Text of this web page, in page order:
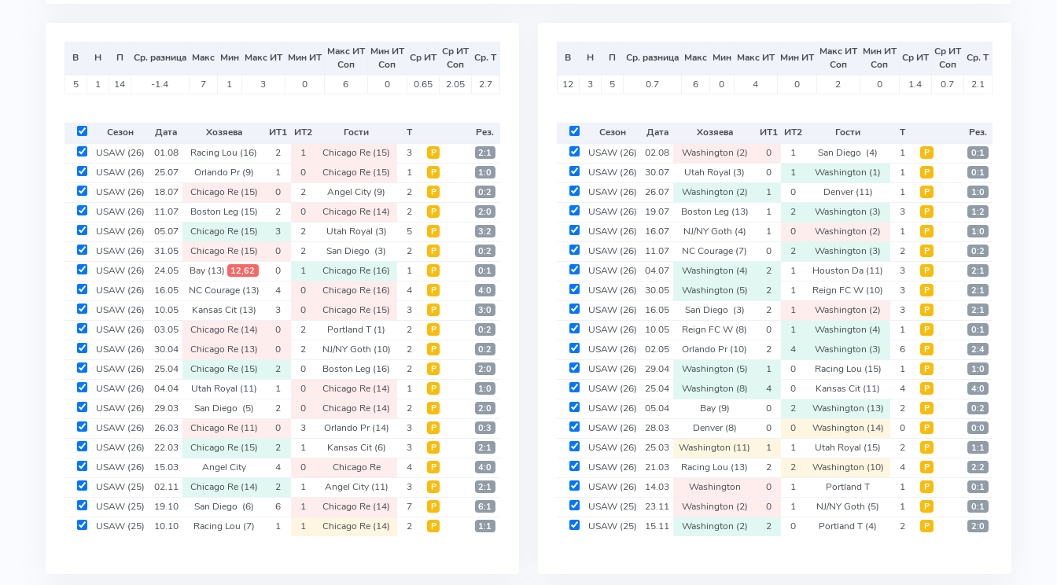
В Н П Ср. разница Макс Мин Макс ИТ Мин ИТ Макс ИТ
Соп
Мин ИТ
Соп
Ср ИТ Ср ИТ
Соп
Ср. Т
5 1 14 -1.4 7 1 3 0 6 0 0.65 2.05 2.7
Сезон Дата Хозяева ИТ1 ИТ2 Гости Т
Рез.
USAW (26) 01.08 Racing Lou (16) 2 1 Chicago Re (15) 3 Р 2:1
USAW (26) 25.07 Orlando Pr(9) 1 0 Chicago Re (15) 1 Р 1:0
USAW (26) 18.07 Chicago Re (15) 0 2 Angel City (9) 2 Р 0:2
USAW (26) 11.07 Boston Leg (15) 2 0 Chicago Re (14) 2 Р 2:0
USAW (26) 05.07 Chicago Re (15) 3 2 Utah Royal (3) 5 Р 3:2
USAW (26) 31.05 Chicago Re (15) 0 2 San Diego (3) 2 Р 0:2
USAW (26) 24.05 Bay (13) 12,62 0 1 Chicago Re (16) 1 Р 0:1
USAW (26) 16.05 NC Courage (13) 4 0 Chicago Re (16) 4 Р 4:0
USAW (26) 10.05 Kansas Cit (13) 3 0 Chicago Re (15) 3 Р 3:0
USAW (26) 03.05 Chicago Re (14) 0 2 Portland T (1) 2 Р 0:2
USAW (26) 30.04 Chicago Re (13) 0 2 NJ/NY Goth (10) 2 Р 0:2
USAW (26) 25.04 Chicago Re (15) 2 0 Boston Leg (16) 2 Р 2:0
USAW (26) 04.04 Utah Royal (11) 1 0 Chicago Re (14) 1 Р 1:0
USAW (26) 29.03 San Diego (5) 2 0 Chicago Re (14) 2 Р 2:0
USAW (26) 26.03 Chicago Re (11) 0 3 Orlando Pr(14) 3 Р 0:3
USAW (26) 22.03 Chicago Re (15) 2 1 Kansas Cit (6) 3 Р 2:1
USAW (26) 15.03 Angel City 4 0 Chicago Re 4 Р 4:0
USAW (25) 02.11 Chicago Re (14) 2 1 Angel City (11) 3 Р 2:1
USAW (25) 19.10 San Diego (6) 6 1 Chicago Re (14) 7 Р 6:1
USAW (25) 10.10 Racing Lou (7) 1 1 Chicago Re (14) 2 Р 1:1
В Н П Ср. разница Макс Мин Макс ИТ Мин ИТ Макс ИТ
Соп
Мин ИТ
Соп
Ср ИТ Ср ИТ
Соп
Ср. Т
12 3 5 0.7 6 0 4 0 2 0 1.4 0.7 2.1
Сезон Дата Хозяева ИТ1 ИТ2 Гости Т
Рез.
USAW (26) 02.08 Washington (2) 0 1 San Diego (4) 1 Р 0:1
USAW (26) 30.07 Utah Royal (3) 0 1 Washington (1) 1 Р 0:1
USAW (26) 26.07 Washington (2) 1 0 Denver(11) 1 Р 1:0
USAW (26) 19.07 Boston Leg (13) 1 2 Washington (3) 3 Р 1:2
USAW (26) 16.07 NJ/NY Goth (4) 1 0 Washington (2) 1 Р 1:0
USAW (26) 11.07 NC Courage (7) 0 2 Washington (3) 2 Р 0:2
USAW (26) 04.07 Washington (4) 2 1 Houston Da (11) 3 Р 2:1
USAW (26) 30.05 Washington (5) 2 1 Reign FC W (10) 3 Р 2:1
USAW (26) 16.05 San Diego (3) 2 1 Washington (2) 3 Р 2:1
USAW (26) 10.05 Reign FC W (8) 0 1 Washington (4) 1 Р 0:1
USAW (26) 02.05 Orlando Pr(10) 2 4 Washington (3) 6 Р 2:4
USAW (26) 29.04 Washington (5) 1 0 Racing Lou (15) 1 Р 1:0
USAW (26) 25.04 Washington (8) 4 0 Kansas Cit (11) 4 Р 4:0
USAW (26) 05.04 Bay (9) 0 2 Washington (13) 2 Р 0:2
USAW (26) 28.03 Denver(8) 0 0 Washington (14) 0 Р 0:0
USAW (26) 25.03 Washington (11) 1 1 Utah Royal (15) 2 Р 1:1
USAW (26) 21.03 Racing Lou (13) 2 2 Washington (10) 4 Р 2:2
USAW (26) 14.03 Washington 0 1 Portland T 1 Р 0:1
USAW (25) 23.11 Washington (2) 0 1 NJ/NY Goth (5) 1 Р 0:1
USAW (25) 15.11 Washington (2) 2 0 Portland T (4) 2 Р 2:0